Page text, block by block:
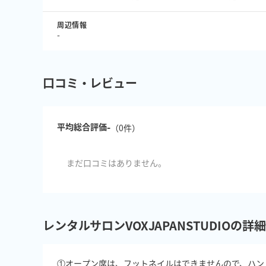
周辺情報
-
口コミ・レビュー
平均総合評価-（0件）
まだ口コミはありません。
レンタルサロンVOXJAPANSTUDIOの詳
①オープン席は、フットネイルはできませんので、ハン